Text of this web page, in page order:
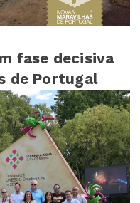
fase decisiva
de Portugal